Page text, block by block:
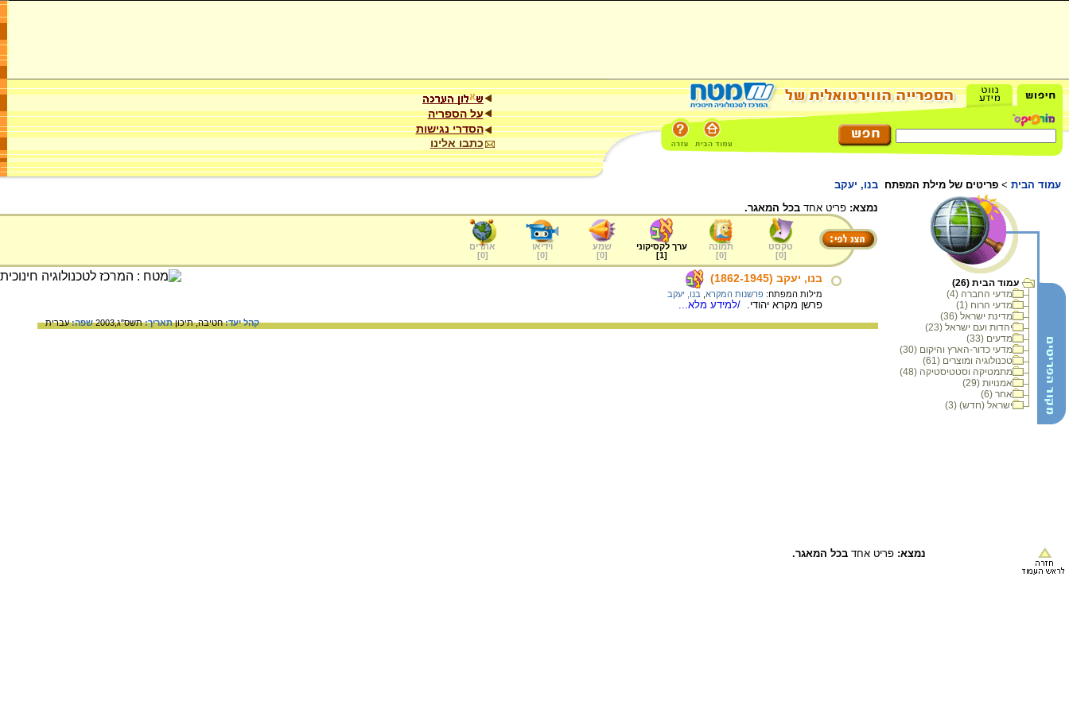
על הספריה
הסדרי נגישות
כתבו אלינו
עמוד הבית > פריטים של מילת המפתח בנו, יעקב
עמוד הבית (26)
מדעי החברה (4)
מדעי הרוח (1)
מדינת ישראל (36)
יהדות ועם ישראל (23)
מדעים (33)
מדעי כדור-הארץ והיקום (30)
טכנולוגיה ומוצרים (61)
מתמטיקה וסטטיסטיקה (48)
אמנויות (29)
אחר (6)
ישראל (חדש) (3)
נמצא: פריט אחד בכל המאגר.
טקסט
[
0
]
תמונה
[
0
]
ערך לקסיקוני
[
1
]
שמע
[
0
]
וידיאו
[
0
]
אתרים
[
0
]
בנו, יעקב (1862-1945)
מילות המפתח: פרשנות המקרא בנו, יעקב
פרשן מקרא יהודי. /למידע מלא...
קהל יעד:חטיבה,תיכוןתאריך:תשס"ג,2003 שפה:עברית
נמצא: פריט אחד בכל המאגר.